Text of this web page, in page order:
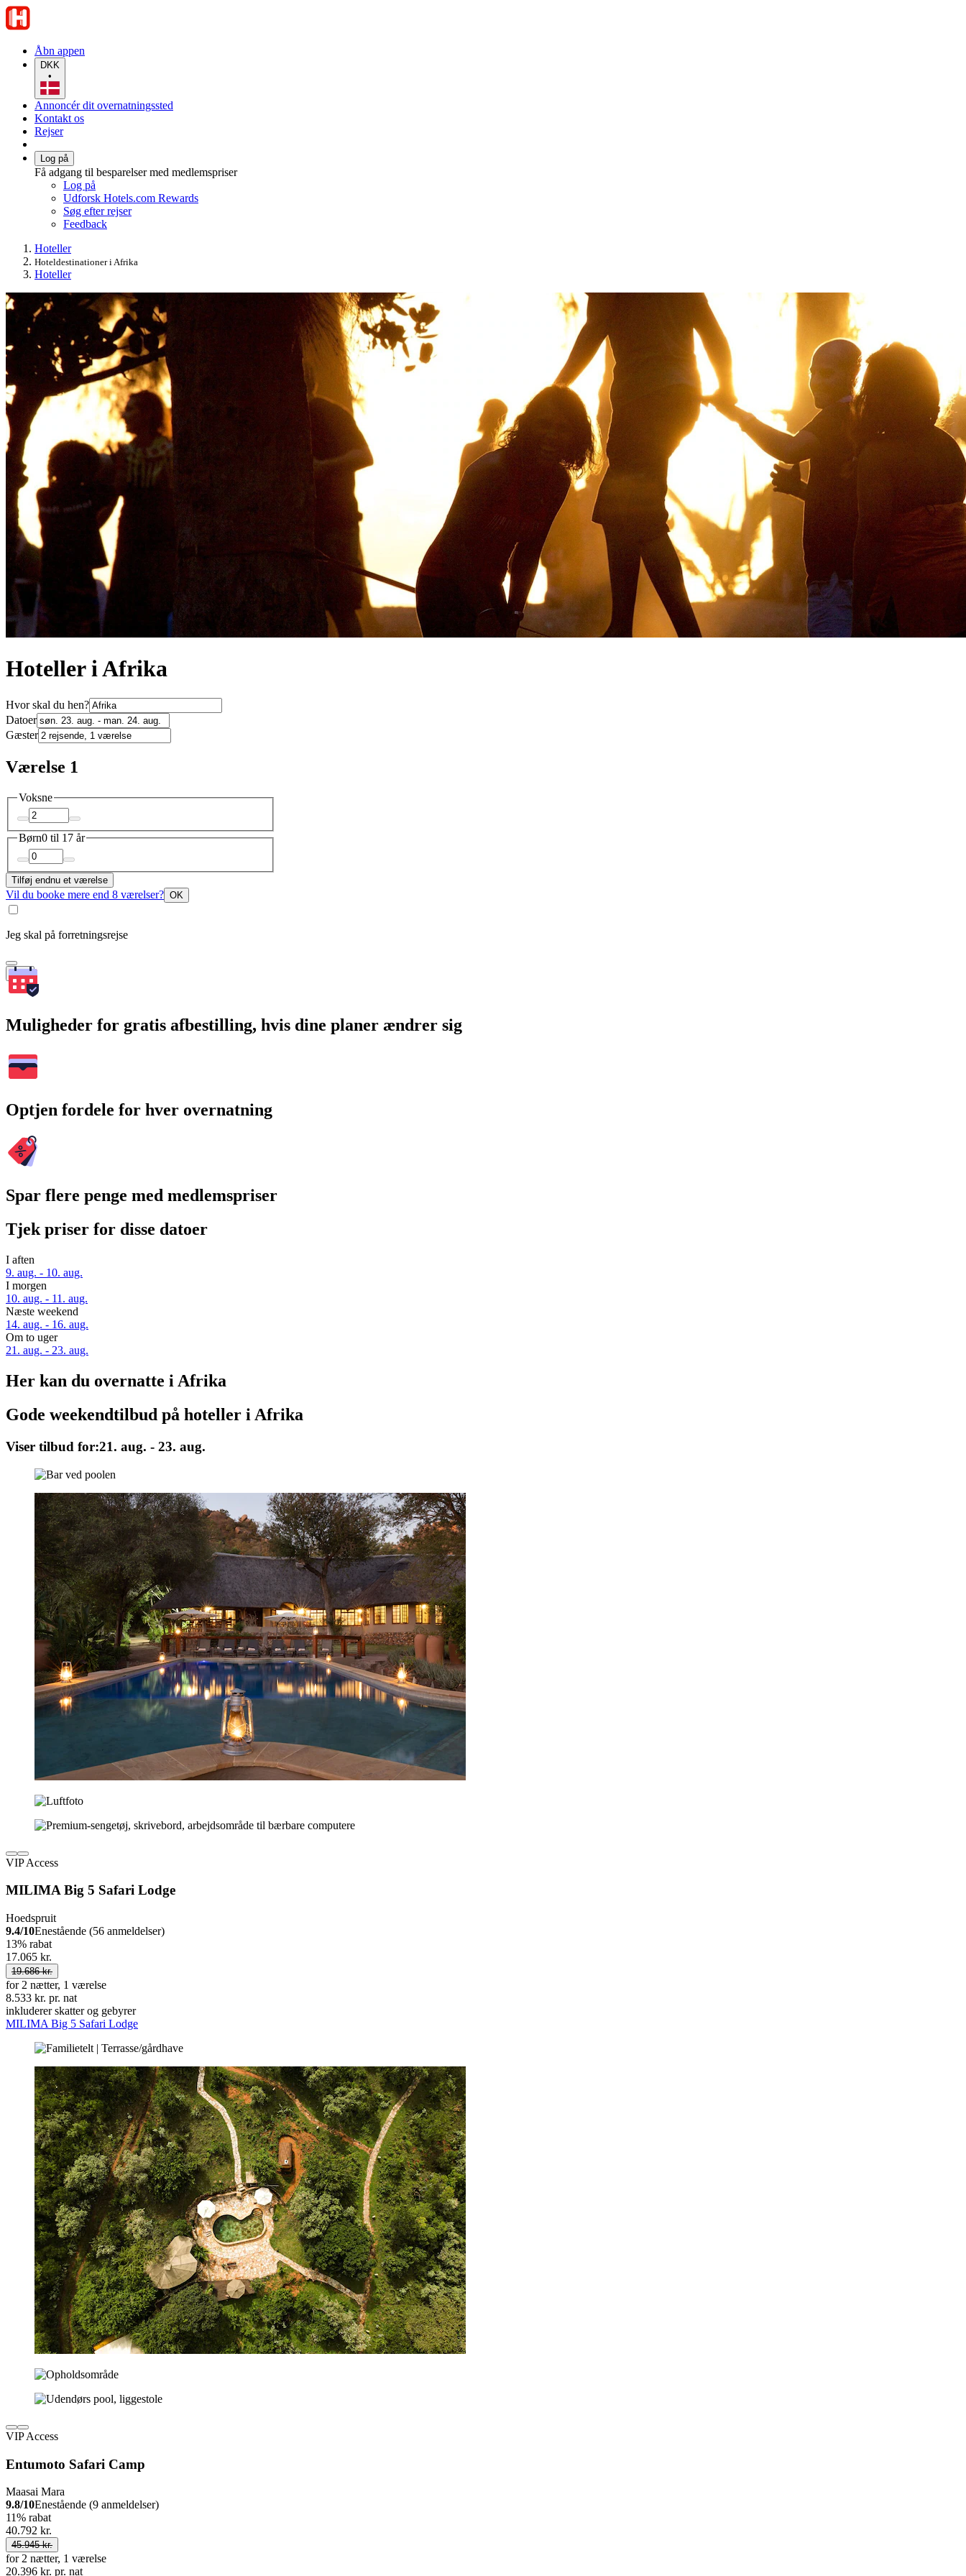
Åbn appen
DKK
•
Annoncér dit overnatningssted
Kontakt os
Rejser
Log på
Få adgang til besparelser med medlemspriser
Log på
Udforsk Hotels.com Rewards
Søg efter rejser
Feedback
Hoteller
Hoteldestinationer i Afrika
Hoteller
Hoteller i Afrika
Hvor skal du hen?
Datoer
Gæster
Værelse 1
Voksne
Børn0 til 17 år
Tilføj endnu et værelse
Vil du booke mere end 8 værelser? OK
Jeg skal på forretningsrejse
Søg
Muligheder for gratis afbestilling, hvis dine planer ændrer sig
Optjen fordele for hver overnatning
Spar flere penge med medlemspriser
Tjek priser for disse datoer
I aften
9. aug. - 10. aug.
I morgen
10. aug. - 11. aug.
Næste weekend
14. aug. - 16. aug.
Om to uger
21. aug. - 23. aug.
Her kan du overnatte i Afrika
Gode weekendtilbud på hoteller i Afrika
Viser tilbud for:21. aug. - 23. aug.
VIP Access
MILIMA Big 5 Safari Lodge
Hoedspruit
9.4/10Enestående (56 anmeldelser)
13% rabat
17.065 kr.
19.686 kr.
for 2 nætter, 1 værelse
8.533 kr. pr. nat
inkluderer skatter og gebyrer
MILIMA Big 5 Safari Lodge
VIP Access
Entumoto Safari Camp
Maasai Mara
9.8/10Enestående (9 anmeldelser)
11% rabat
40.792 kr.
45.945 kr.
for 2 nætter, 1 værelse
20.396 kr. pr. nat